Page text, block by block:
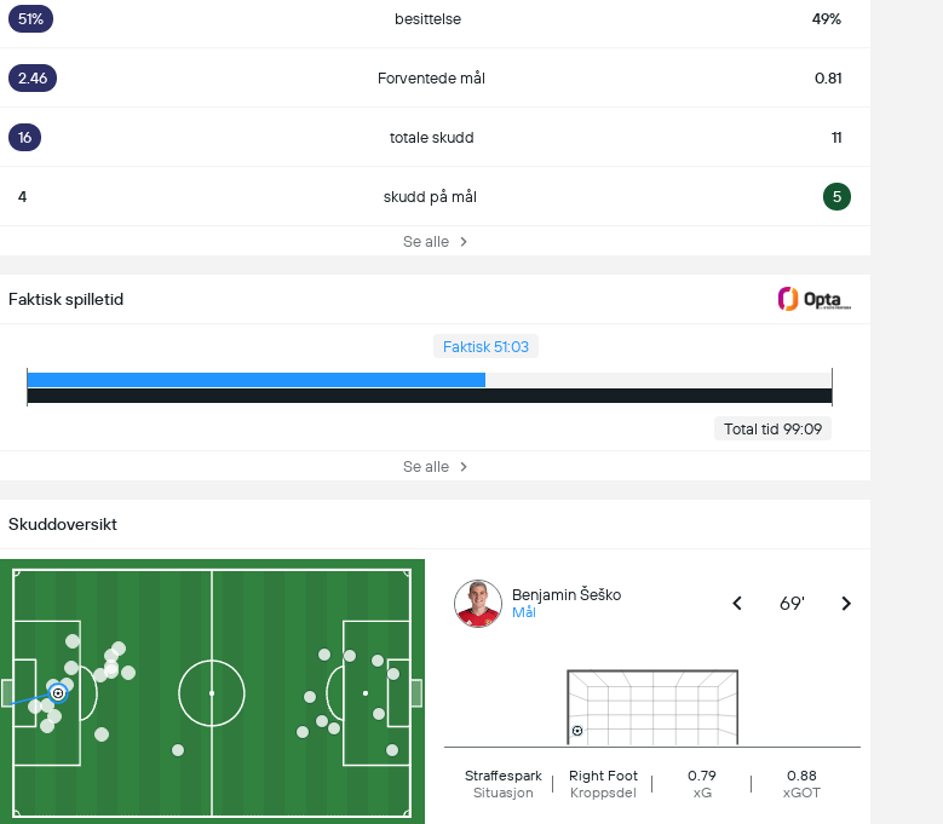
51% besittelse 49%
2.46 Forventede mål 0.81
16 totale skudd 11
4 skudd på mål 5
Se alle
Faktisk spilletid
Faktisk 51:03
Total tid 99:09
Se alle
Skuddoversikt
Benjamin Šeško
Mål 69'
Straffespark
Situasjon
Right Foot
Kroppsdel
0.79
xG
0.88
xGOT